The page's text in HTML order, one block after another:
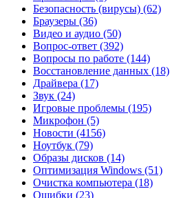
Безопасность (вирусы) (62)
Браузеры (36)
Видео и аудио (50)
Вопрос-ответ (392)
Вопросы по работе (144)
Восстановление данных (18)
Драйвера (17)
Звук (24)
Игровые проблемы (195)
Микрофон (5)
Новости (4156)
Ноутбук (79)
Образы дисков (14)
Оптимизация Windows (51)
Очистка компьютера (18)
Ошибки (23)